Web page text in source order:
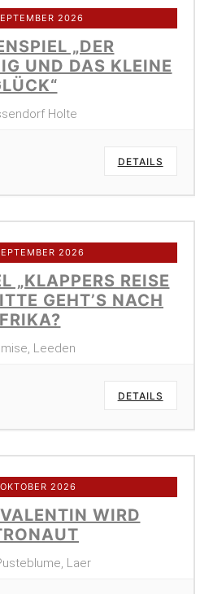
2026
„DER
UND DAS KLEINE
Holte
DETAILS
2026
„KLAPPERS REISE
GEHT’S NACH
Leeden
DETAILS
2026
WIRD
Laer